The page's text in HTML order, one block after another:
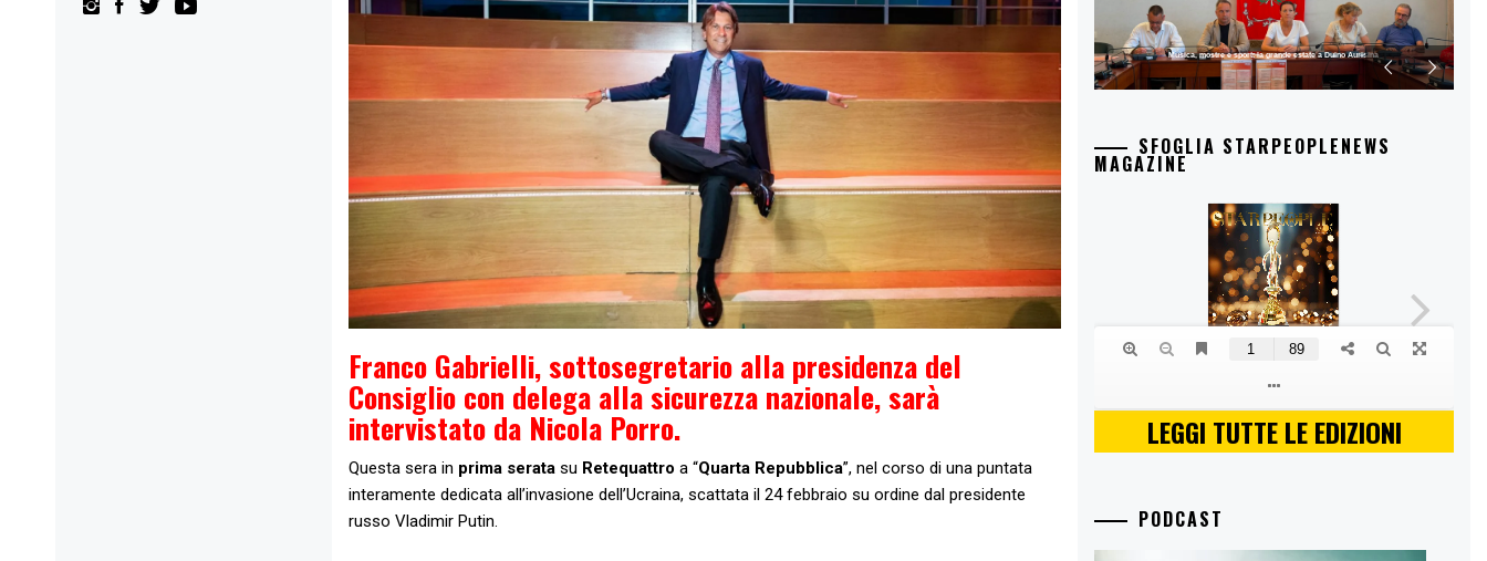
Franco Gabrielli, sottosegretario alla presidenza del
Consiglio con delega alla sicurezza nazionale, sarà
intervistato da Nicola Porro.
Questa sera in prima serata su Retequattro a “Quarta Repubblica”, nel corso di una puntata
interamente dedicata all’invasione dell’Ucraina, scattata il 24 febbraio su ordine dal presidente
russo Vladimir Putin.
Musica, mostre e sport: la grande estate a Duino Aurisina
SFOGLIA STARPEOPLENEWS
MAGAZINE
LEGGI TUTTE LE EDIZIONI
PODCAST